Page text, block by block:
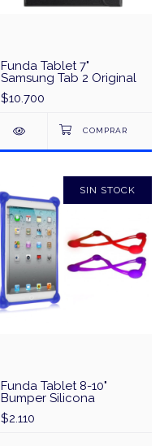
Funda Tablet 7"
Samsung Tab 2 Original
$10.700
SIN STOCK
Funda Tablet 8-10"
Bumper Silicona
$2.110